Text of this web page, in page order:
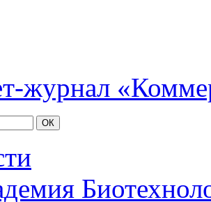
журнал
ОК